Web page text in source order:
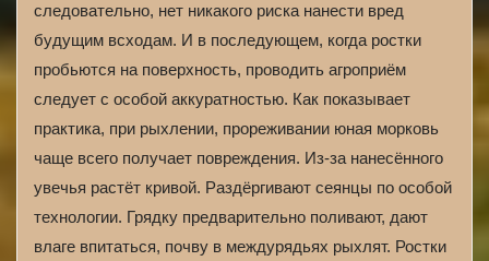
следовательно, нет никакого риска нанести вред
будущим всходам. И в последующем, когда ростки
пробьются на поверхность, проводить агроприём
следует с особой аккуратностью. Как показывает
практика, при рыхлении, прореживании юная морковь
чаще всего получает повреждения. Из-за нанесённого
увечья растёт кривой. Раздёргивают сеянцы по особой
технологии. Грядку предварительно поливают, дают
влаге впитаться, почву в междурядьях рыхлят. Ростки